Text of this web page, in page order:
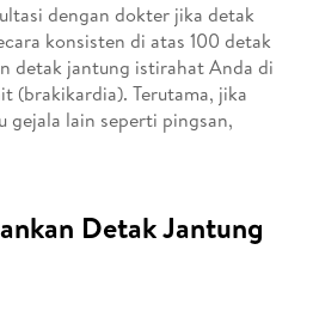
dengan dokter jika detak
konsisten di atas 100 detak
detak jantung istirahat Anda di
(brakikardia). Terutama, jika
gejala lain seperti pingsan,
Detak Jantung